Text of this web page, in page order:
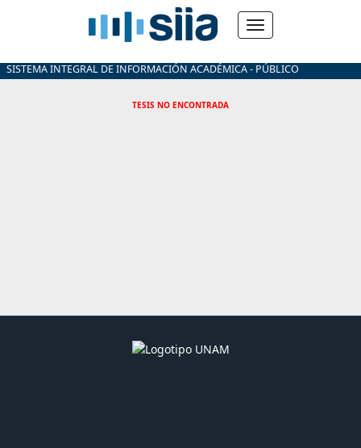
SISTEMA INTEGRAL DE INFORMACIÓN ACADÉMICA - PÚBLICO
TESIS NO ENCONTRADA